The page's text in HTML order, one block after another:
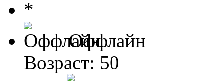
Оффлайн
Возраст: 50